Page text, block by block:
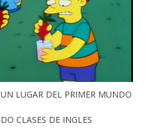
LUGAR DEL PRIMER MUNDO
CLASES DE INGLES